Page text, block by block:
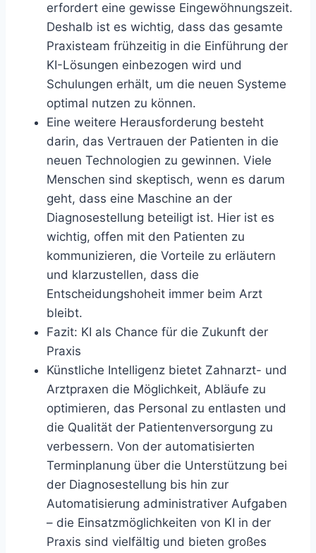
erfordert eine gewisse Eingewöhnungszeit.
Deshalb ist es wichtig, dass das gesamte
Praxisteam frühzeitig in die Einführung der
KI-Lösungen einbezogen wird und
Schulungen erhält, um die neuen Systeme
optimal nutzen zu können.
Eine weitere Herausforderung besteht
darin, das Vertrauen der Patienten in die
neuen Technologien zu gewinnen. Viele
Menschen sind skeptisch, wenn es darum
geht, dass eine Maschine an der
Diagnosestellung beteiligt ist. Hier ist es
wichtig, offen mit den Patienten zu
kommunizieren, die Vorteile zu erläutern
und klarzustellen, dass die
Entscheidungshoheit immer beim Arzt
bleibt.
Fazit: KI als Chance für die Zukunft der
Praxis
Künstliche Intelligenz bietet Zahnarzt- und
Arztpraxen die Möglichkeit, Abläufe zu
optimieren, das Personal zu entlasten und
die Qualität der Patientenversorgung zu
verbessern. Von der automatisierten
Terminplanung über die Unterstützung bei
der Diagnosestellung bis hin zur
Automatisierung administrativer Aufgaben
– die Einsatzmöglichkeiten von KI in der
Praxis sind vielfältig und bieten großes